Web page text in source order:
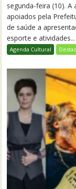
segunda-feira (10).
apoiados pela
de saúde a
esporte e atividades...
Agenda Cultural